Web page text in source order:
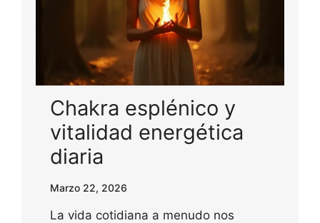
Chakra esplénico y
vitalidad energética
diaria
Marzo 22, 2026
La vida cotidiana a menudo nos